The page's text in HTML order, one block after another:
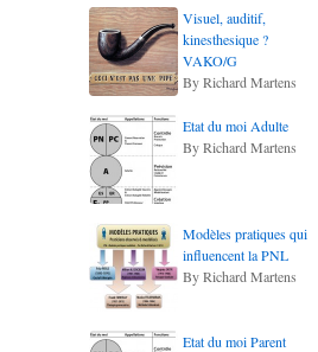
Visuel, auditif,
kinesthesique ?
VAKO/G
By Richard Martens
Etat du moi Adulte
By Richard Martens
Modèles pratiques qui
influencent la PNL
By Richard Martens
Etat du moi Parent